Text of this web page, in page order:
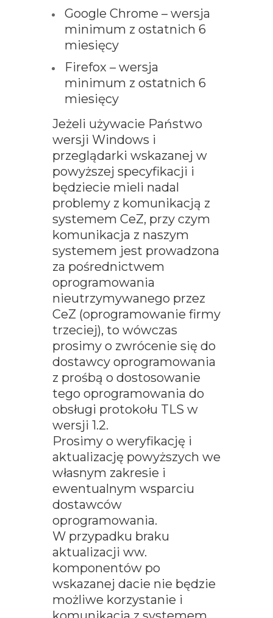
Google Chrome – wersja
minimum z ostatnich 6
miesięcy
Firefox – wersja
minimum z ostatnich 6
miesięcy
Jeżeli używacie Państwo
wersji Windows i
przeglądarki wskazanej w
powyższej specyfikacji i
będziecie mieli nadal
problemy z komunikacją z
systemem CeZ, przy czym
komunikacja z naszym
systemem jest prowadzona
za pośrednictwem
oprogramowania
nieutrzymywanego przez
CeZ (oprogramowanie firmy
trzeciej), to wówczas
prosimy o zwrócenie się do
dostawcy oprogramowania
z prośbą o dostosowanie
tego oprogramowania do
obsługi protokołu TLS w
wersji 1.2.
Prosimy o weryfikację i
aktualizację powyższych we
własnym zakresie i
ewentualnym wsparciu
dostawców
oprogramowania.
W przypadku braku
aktualizacji ww.
komponentów po
wskazanej dacie nie będzie
możliwe korzystanie i